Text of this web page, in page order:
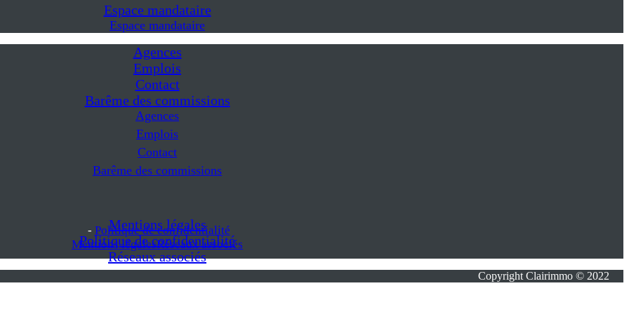
Espace mandataire
Espace mandataire
Agences
Emplois
Contact
Barême des commissions
Agences
Emplois
Contact
Barême des commissions
Mentions légales
Politique de confidentialité
Réseaux associés
- Politique de confidentialité
Mentions légalesRéseaux associés
Copyright Clairimmo © 2022